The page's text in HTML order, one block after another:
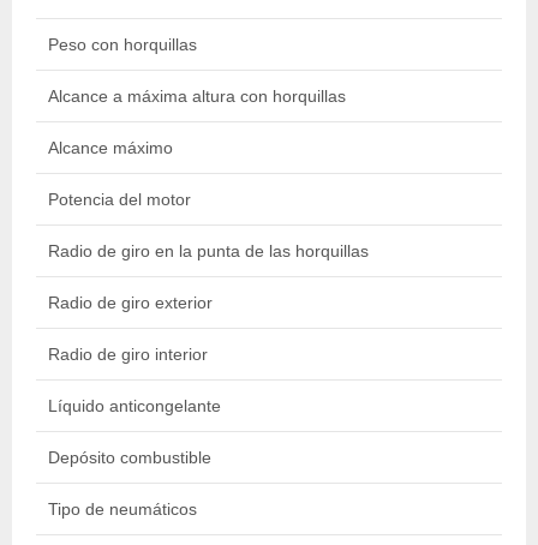
Peso con horquillas
Alcance a máxima altura con horquillas
Alcance máximo
Potencia del motor
Radio de giro en la punta de las horquillas
Radio de giro exterior
Radio de giro interior
Líquido anticongelante
Depósito combustible
Tipo de neumáticos